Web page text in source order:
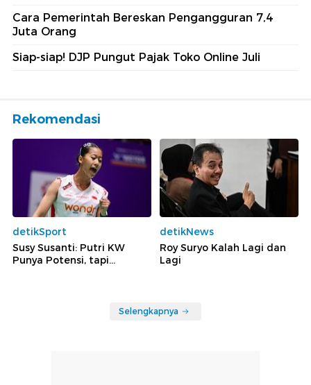
Cara Pemerintah Bereskan Pengangguran 7,4
Juta Orang
Siap-siap! DJP Pungut Pajak Toko Online Juli
Rekomendasi
detikSport
Susy Susanti: Putri KW
Punya Potensi, tapi...
detikNews
Roy Suryo Kalah Lagi dan
Lagi
Selengkapnya